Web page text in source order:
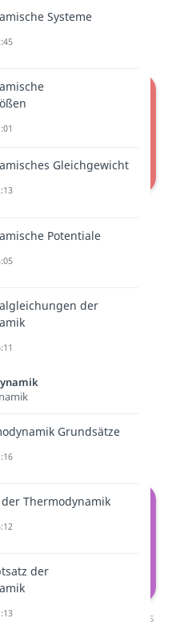
dagegen ist
Systemgrenzen
meisten Systeme nach
wieder in einen
zurück.
einen Luftballon
des Ballons
höherer Druck als in
innerhalb eines Luftballons
Systeme
Gleichgewicht
Potentiale
der
Grundsätze
Thermodynamik
der